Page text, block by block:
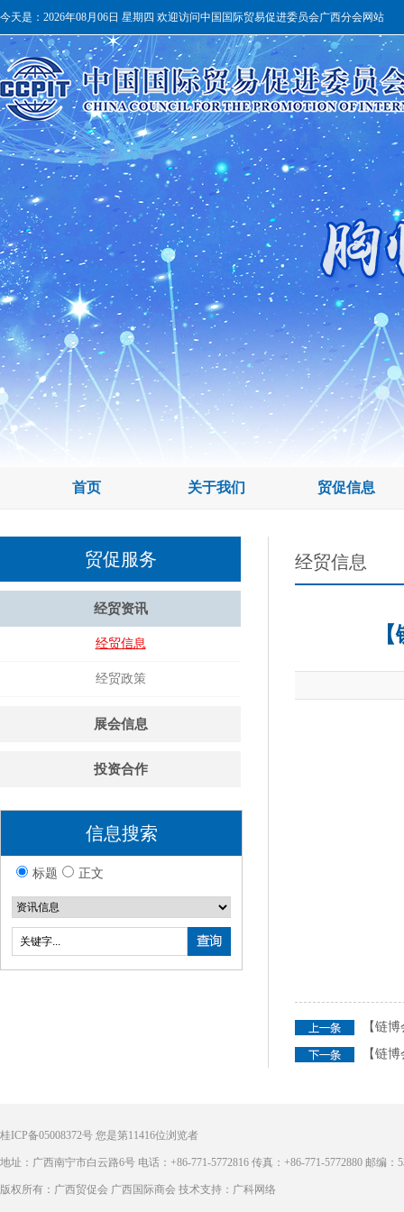
今天是： 2026年08月06日 星期四 欢迎访问中国国际贸易促进委员会广西分会网站
首页 关于我们 贸促信息
贸促服务
经贸资讯
经贸信息
经贸政策
展会信息
投资合作
信息搜索
标题 正文
经贸信息
【链
【链
桂ICP备05008372号 您是第11416位浏览者
地址：广西南宁市白云路6号 电话：+86-771-5772816 传真：+86-771-5772880 邮编：
版权所有：广西贸促会 广西国际商会 技术支持：广科网络